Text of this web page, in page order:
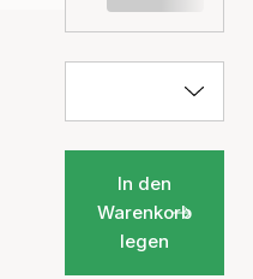
In den
Warenkorb
legen